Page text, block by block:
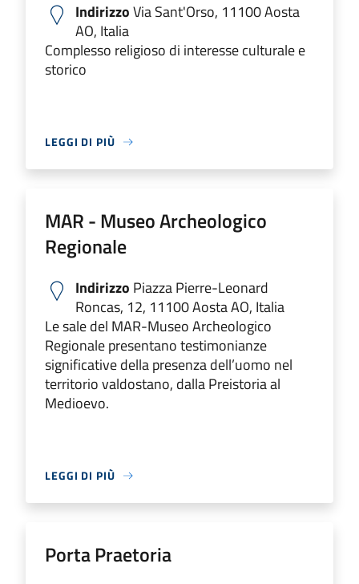
IndirizzoVia Sant'Orso, 11100 Aosta
AO, Italia
Complesso religioso di interesse culturale e
storico
LEGGI DI PIÙ
MAR - Museo Archeologico
Regionale
Indirizzo Piazza Pierre-Leonard
Roncas, 12, 11100 Aosta AO, Italia
Le sale del MAR-Museo Archeologico
Regionale presentano testimonianze
significative della presenza dell’uomo nel
territorio valdostano, dalla Preistoria al
Medioevo.
LEGGI DI PIÙ
Porta Praetoria